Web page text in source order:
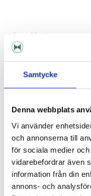
Samtycke
Denna webbplats
Vi använder
och annonserna till
för sociala medier
vidarebefordrar även
information från din
annons- och
Crisp Malting Group
Maris Otter Ale Malt
25 kr/kg